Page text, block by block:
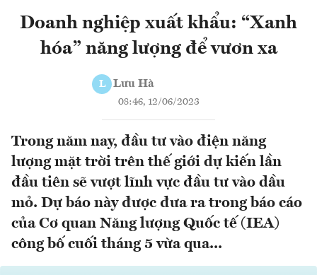
Doanh nghiệp xuất khẩu: “Xanh
hóa” năng lượng để vươn xa
L Lưu Hà
08:46, 12/06/2023
Trong năm nay, đầu tư vào điện năng
lượng mặt trời trên thế giới dự kiến lần
đầu tiên sẽ vượt lĩnh vực đầu tư vào dầu
mỏ. Dự báo này được đưa ra trong báo cáo
của Cơ quan Năng lượng Quốc tế (IEA)
công bố cuối tháng 5 vừa qua...